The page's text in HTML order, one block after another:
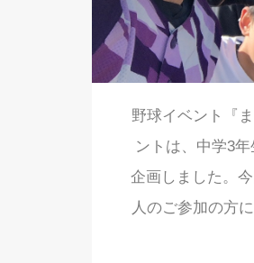
野球イベント『
ントは、中学3
企画しました。
人のご参加の方